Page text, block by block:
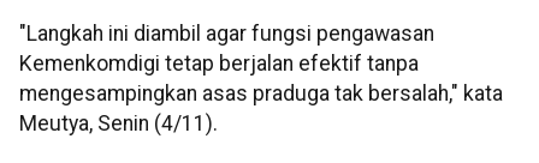
"Langkah ini diambil agar fungsi pengawasan
Kemenkomdigi tetap berjalan efektif tanpa
mengesampingkan asas praduga tak bersalah," kata
Meutya, Senin (4/11).